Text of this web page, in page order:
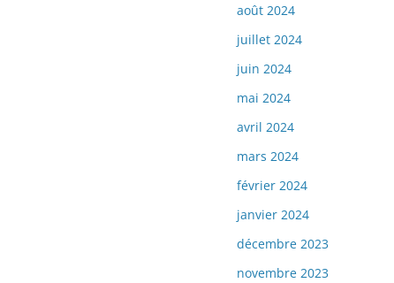
août 2024
juillet 2024
juin 2024
mai 2024
avril 2024
mars 2024
février 2024
janvier 2024
décembre 2023
novembre 2023